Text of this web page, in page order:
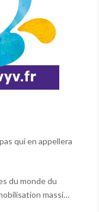
qui en appellera
du monde du
massive